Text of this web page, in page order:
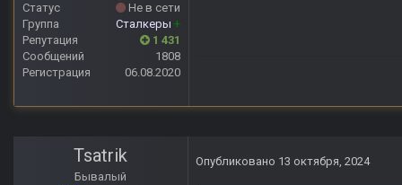
Статус
Не в сети
Группа
Сталкеры +
Репутация
1 431
Сообщений
1808
Регистрация
06.08.2020
Tsatrik
Бывалый
Опубликовано 13 октября, 2024